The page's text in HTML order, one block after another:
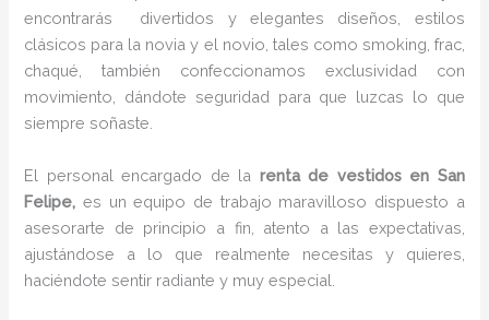
encontrarás
divertidos y elegantes diseños, estilos
clásicos para la novia y el novio, tales como smoking, frac,
chaqué, también confeccionamos exclusividad con
movimiento, dándote seguridad para que luzcas lo que
siempre soñaste.
El personal encargado de la renta de vestidos en San
Felipe, es un equipo de trabajo maravilloso dispuesto a
asesorarte de principio a fin, atento a las expectativas,
ajustándose a lo que realmente necesitas y quieres,
haciéndote sentir radiante y muy especial.